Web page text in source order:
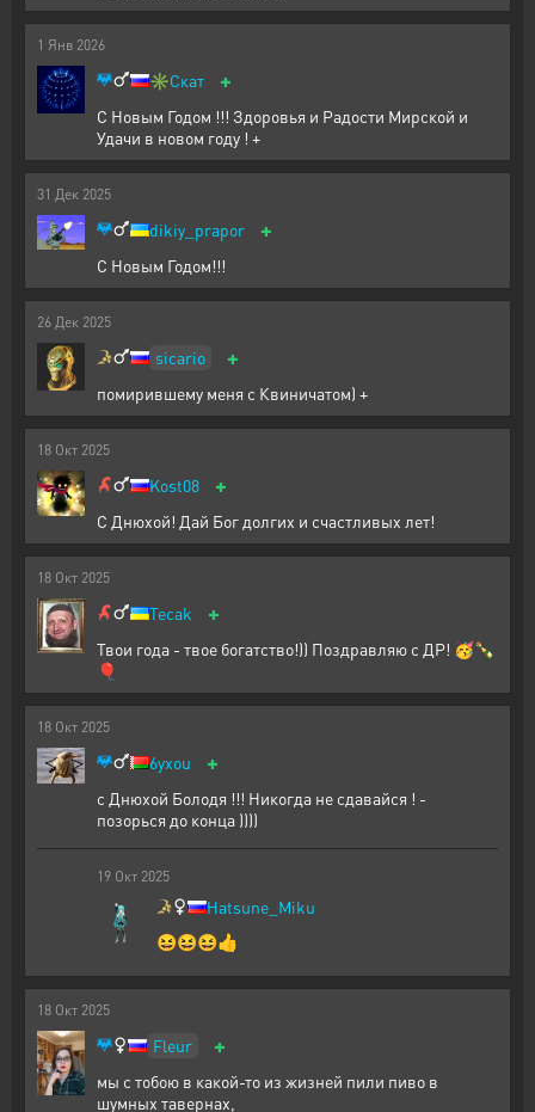
1 Янв 2026
✳️Скат +
С Новым Годом !!! Здоровья и Радости Мирской и
Удачи в новом году ! +
31 Дек 2025
dikiy_prapor +
С Новым Годом!!!
26 Дек 2025
sicario +
помирившему меня с Квиничатом) +
18 Окт 2025
Kost08 +
С Днюхой! Дай Бог долгих и счастливых лет!
18 Окт 2025
Tecak +
Твои года - твое богатство!)) Поздравляю с ДР! 🥳🍾
🎈
18 Окт 2025
6yxou +
с Днюхой Болодя !!! Никогда не сдавайся ! -
позорься до конца ))))
19 Окт 2025
Hatsune_Miku
😆😆😆👍
18 Окт 2025
Fleur +
мы с тобою в какой-то из жизней пили пиво в
шумных тавернах,